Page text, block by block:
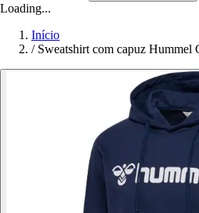
Loading...
Início
/ Sweatshirt com capuz Hummel